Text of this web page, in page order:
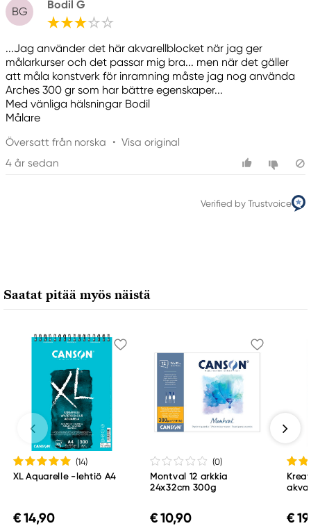
BG
Bodil G
...Jag använder det här akvarellblocket när jag ger
målarkurser och det passar mig bra... men när det gäller
att måla konstverk för inramning måste jag nog använda
Arches 300 gr som har bättre egenskaper...
Med vänliga hälsningar Bodil
Målare
Översatt från norska • Visa original
4 år sedan
Verified by Trustvoice
Saatat pitää myös näistä
(14)
XL Aquarelle -lehtiö A4
€ 14,90
(0)
Montval 12 arkkia
24x32cm 300g
€ 10,90 €